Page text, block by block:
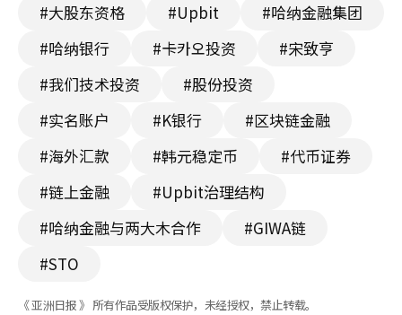
#大股东资格
#Upbit
#哈纳金融集团
#哈纳银行
#卡카오投资
#宋致亨
#我们技术投资
#股份投资
#实名账户
#K银行
#区块链金融
#海外汇款
#韩元稳定币
#代币证券
#链上金融
#Upbit治理结构
#哈纳金融与两大木合作
#GIWA链
#STO
《 亚洲日报 》 所有作品受版权保护，未经授权，禁止转载。